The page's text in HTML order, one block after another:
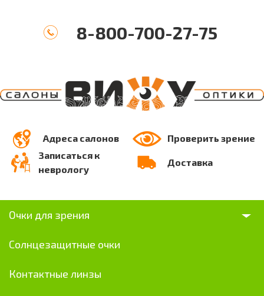
8-800-700-27-75
Адреса салонов
Проверить зрение
Записаться к
неврологу
Доставка
Очки для зрения
Солнцезащитные очки
Контактные линзы